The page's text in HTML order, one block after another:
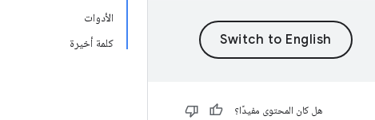
الأدوات
كلمة أخيرة
هل كان المحتوى مفيدًا؟